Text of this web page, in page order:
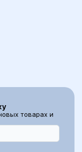
товарах и